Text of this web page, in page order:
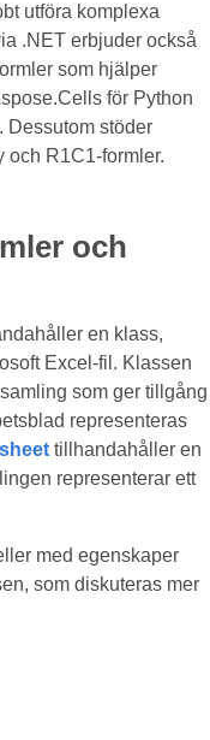
utföra komplexa
.NET erbjuder också
som hjälper
för Python
Dessutom stöder
och R1C1-formler.
och
en klass,
Excel-fil. Klassen
som ger tillgång
representeras
tillhandahåller en
representerar ett
med egenskaper
som diskuteras mer